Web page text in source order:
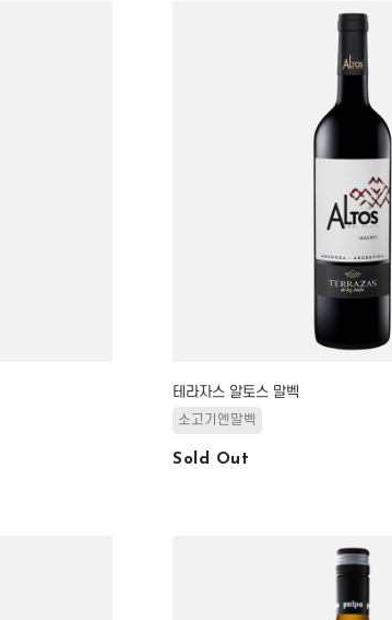
테라자스 알토스 말벡
소고기엔말벡
Sold Out